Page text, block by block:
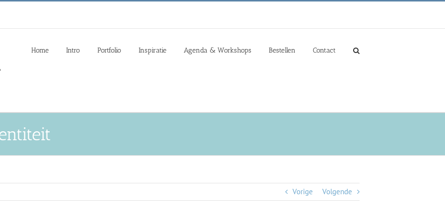
Home Intro Portfolio Inspiratie Agenda & Workshops Bestellen Contact
Vorige Volgende